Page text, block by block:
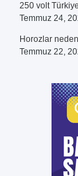
250 volt
Temmuz 24,
Horozlar
Temmuz 22,